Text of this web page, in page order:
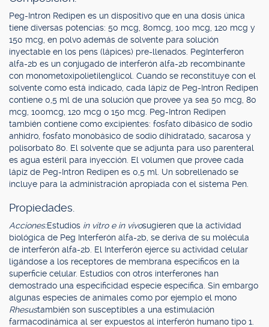
Peg-Intron Redipen es un dispositivo que en una dosis única
tiene diversas potencias: 50 mcg, 80mcg, 100 mcg, 120 mcg y
150 mcg, en polvo además de solvente para solución
inyectable en los pens (lápices) pre-llenados. PegInterferon
alfa-2b es un conjugado de interferón alfa-2b recombinante
con monometoxipolietilenglicol. Cuando se reconstituye con el
solvente como está indicado, cada lápiz de Peg-Intron Redipen
contiene 0,5 ml de una solución que provee ya sea 50 mcg, 80
mcg, 100mcg, 120 mcg o 150 mcg. Peg-Intron Redipen
también contiene como excipientes: fosfato dibásico de sodio
anhidro, fosfato monobásico de sodio dihidratado, sacarosa y
polisorbato 80. El solvente que se adjunta para uso parenteral
es agua estéril para inyección. El volumen que provee cada
lápiz de Peg-Intron Redipen es 0,5 ml. Un sobrellenado se
incluye para la administración apropiada con el sistema Pen.
Propiedades.
Acciones:Estudios in vitro e in vivosugieren que la actividad
biológica de Peg Interferón alfa-2b, se deriva de su molécula
de interferón alfa-2b. El Interferón ejerce su actividad celular
ligándose a los receptores de membrana específicos en la
superficie celular. Estudios con otros interferones han
demostrado una especificidad especie específica. Sin embargo
algunas especies de animales como por ejemplo el mono
Rhesustambién son susceptibles a una estimulación
farmacodinámica al ser expuestos al interferón humano tipo 1.